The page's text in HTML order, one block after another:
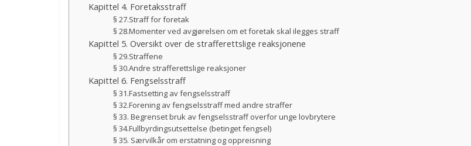
Kapittel 4. Foretaksstraff
§ 27.Straff for foretak
§ 28.Momenter ved avgjørelsen om et foretak skal ilegges straff
Kapittel 5. Oversikt over de strafferettslige reaksjonene
§ 29.Straffene
§ 30.Andre strafferettslige reaksjoner
Kapittel 6. Fengselsstraff
§ 31.Fastsetting av fengselsstraff
§ 32.Forening av fengselsstraff med andre straffer
§ 33. Begrenset bruk av fengselsstraff overfor unge lovbrytere
§ 34.Fullbyrdingsutsettelse (betinget fengsel)
§ 35. Særvilkår om erstatning og oppreisning